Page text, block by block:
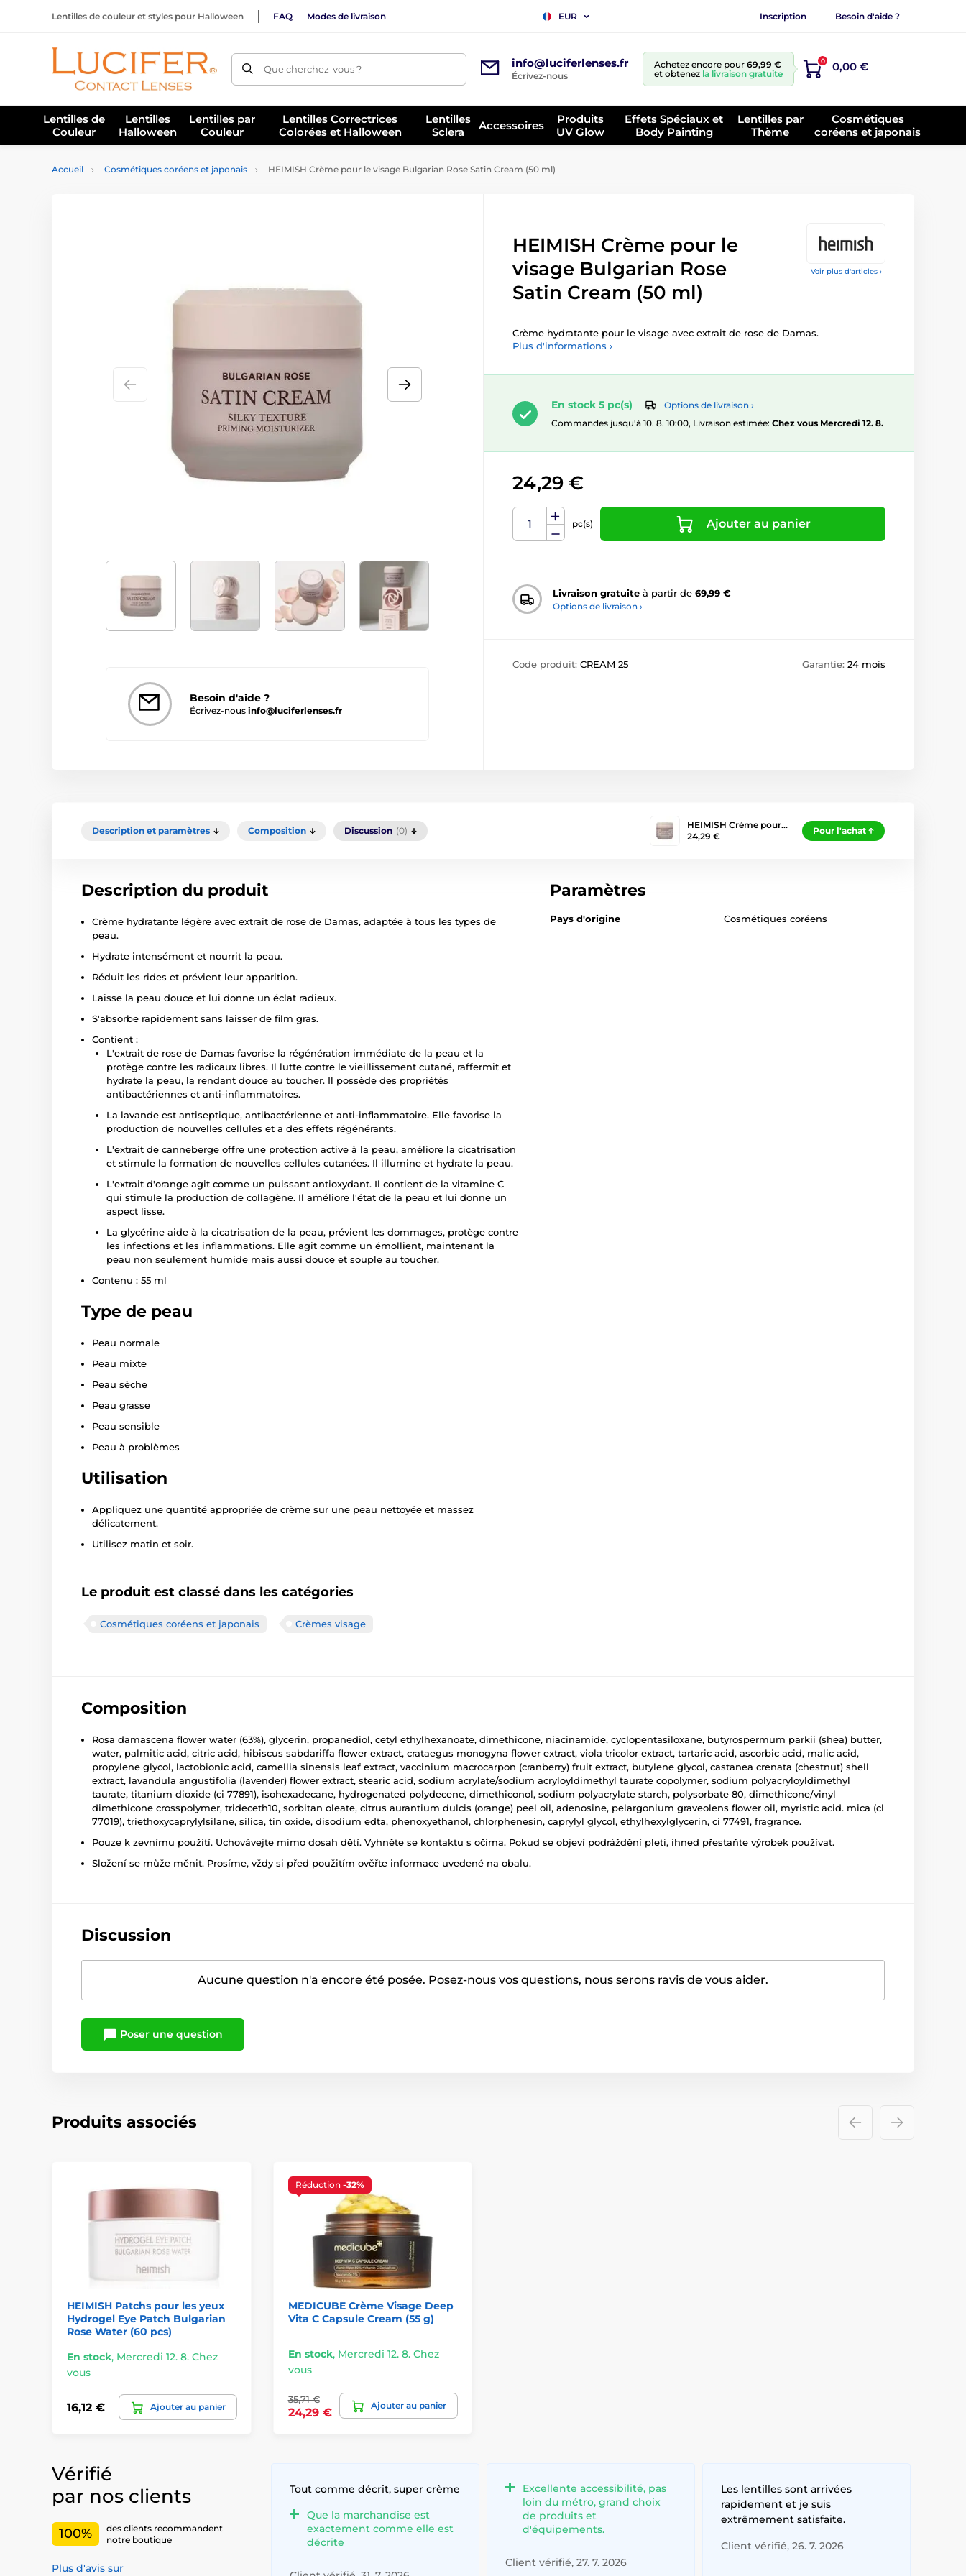
Lentilles de couleur et styles pour Halloween FAQ Modes de livraison EUR Inscription Besoin d'aide ?
Que cherchez-vous ? info@luciferlenses.fr
Écrivez-nous
Achetez encore pour 69,99 €
et obtenez la livraison gratuite
0 0,00 €
Lentilles de
Couleur
Lentilles
Halloween
Lentilles par
Couleur
Lentilles Correctrices
Colorées et Halloween
Lentilles
Sclera
Accessoires
Produits
UV Glow
Effets Spéciaux et
Body Painting
Lentilles par
Thème
Cosmétiques
coréens et japonais
Accueil Cosmétiques coréens et japonais HEIMISH Crème pour le visage Bulgarian Rose Satin Cream (50 ml)
Voir plus d'articles ›
Besoin d'aide ?
Écrivez-nous info@luciferlenses.fr
HEIMISH Crème pour le
visage Bulgarian Rose
Satin Cream (50 ml)
Crème hydratante pour le visage avec extrait de rose de Damas.
Plus d'informations ›
En stock 5 pc(s)
Options de livraison ›
Commandes jusqu'à 10. 8. 10:00, Livraison estimée: Chez vous Mercredi 12. 8.
24,29 €
pc(s) Ajouter au panier
Livraison gratuite à partir de 69,99 €
Options de livraison ›
Code produit: CREAM 25 Garantie: 24 mois
Description et paramètres Composition Discussion (0)
HEIMISH Crème pour…
24,29 €
Pour l'achat
Description du produit
Crème hydratante légère avec extrait de rose de Damas, adaptée à tous les types de
peau.
Hydrate intensément et nourrit la peau.
Réduit les rides et prévient leur apparition.
Laisse la peau douce et lui donne un éclat radieux.
S'absorbe rapidement sans laisser de film gras.
Contient :
L'extrait de rose de Damas favorise la régénération immédiate de la peau et la
protège contre les radicaux libres. Il lutte contre le vieillissement cutané, raffermit et
hydrate la peau, la rendant douce au toucher. Il possède des propriétés
antibactériennes et anti-inflammatoires.
La lavande est antiseptique, antibactérienne et anti-inflammatoire. Elle favorise la
production de nouvelles cellules et a des effets régénérants.
L'extrait de canneberge offre une protection active à la peau, améliore la cicatrisation
et stimule la formation de nouvelles cellules cutanées. Il illumine et hydrate la peau.
L'extrait d'orange agit comme un puissant antioxydant. Il contient de la vitamine C
qui stimule la production de collagène. Il améliore l'état de la peau et lui donne un
aspect lisse.
La glycérine aide à la cicatrisation de la peau, prévient les dommages, protège contre
les infections et les inflammations. Elle agit comme un émollient, maintenant la
peau non seulement humide mais aussi douce et souple au toucher.
Contenu : 55 ml
Type de peau
Peau normale
Peau mixte
Peau sèche
Peau grasse
Peau sensible
Peau à problèmes
Utilisation
Appliquez une quantité appropriée de crème sur une peau nettoyée et massez
délicatement.
Utilisez matin et soir.
Le produit est classé dans les catégories
Cosmétiques coréens et japonais Crèmes visage
Paramètres
Pays d'origine Cosmétiques coréens
Composition
Rosa damascena flower water (63%), glycerin, propanediol, cetyl ethylhexanoate, dimethicone, niacinamide, cyclopentasiloxane, butyrospermum parkii (shea) butter,
water, palmitic acid, citric acid, hibiscus sabdariffa flower extract, crataegus monogyna flower extract, viola tricolor extract, tartaric acid, ascorbic acid, malic acid,
propylene glycol, lactobionic acid, camellia sinensis leaf extract, vaccinium macrocarpon (cranberry) fruit extract, butylene glycol, castanea crenata (chestnut) shell
extract, lavandula angustifolia (lavender) flower extract, stearic acid, sodium acrylate/sodium acryloyldimethyl taurate copolymer, sodium polyacryloyldimethyl
taurate, titanium dioxide (ci 77891), isohexadecane, hydrogenated polydecene, dimethiconol, sodium polyacrylate starch, polysorbate 80, dimethicone/vinyl
dimethicone crosspolymer, trideceth10, sorbitan oleate, citrus aurantium dulcis (orange) peel oil, adenosine, pelargonium graveolens flower oil, myristic acid. mica (cl
77019), triethoxycaprylylsilane, silica, tin oxide, disodium edta, phenoxyethanol, chlorphenesin, caprylyl glycol, ethylhexylglycerin, ci 77491, fragrance.
Pouze k zevnímu použití. Uchovávejte mimo dosah dětí. Vyhněte se kontaktu s očima. Pokud se objeví podráždění pleti, ihned přestaňte výrobek používat.
Složení se může měnit. Prosíme, vždy si před použitím ověřte informace uvedené na obalu.
Discussion
Aucune question n'a encore été posée. Posez-nous vos questions, nous serons ravis de vous aider.
Poser une question
Produits associés
HEIMISH Patchs pour les yeux
Hydrogel Eye Patch Bulgarian
Rose Water (60 pcs)
En stock, Mercredi 12. 8. Chez
vous
16,12 € Ajouter au panier
Réduction -32%
MEDICUBE Crème Visage Deep
Vita C Capsule Cream (55 g)
En stock, Mercredi 12. 8. Chez
vous
35,71 €
24,29 €
Ajouter au panier
Vérifié
par nos clients
100%
des clients recommandent
notre boutique
Plus d'avis sur
Tout comme décrit, super crème
Que la marchandise est
exactement comme elle est
décrite
Excellente accessibilité, pas
loin du métro, grand choix
de produits et
d'équipements.
Client vérifié, 27. 7. 2026
Les lentilles sont arrivées
rapidement et je suis
extrêmement satisfaite.
Client vérifié, 26. 7. 2026